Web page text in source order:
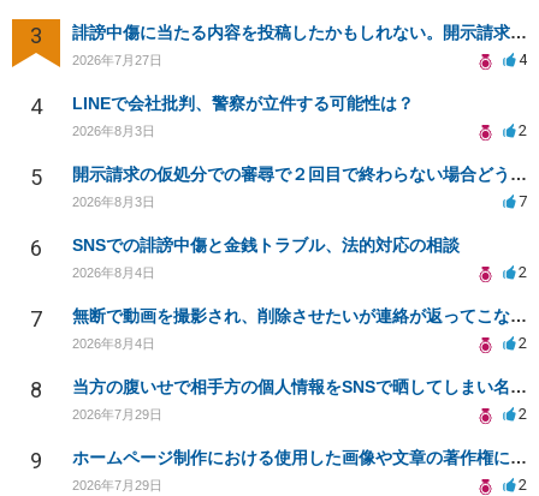
3 誹謗中傷に当たる内容を投稿したかもしれない。開示請求や民事刑事裁判に発展しうるのか教えて欲しい。
2026年7月27日 4
4 LINEで会社批判、警察が立件する可能性は？
2026年8月3日 2
5 開示請求の仮処分での審尋で２回目で終わらない場合どうしたらいいですか
2026年8月3日 7
6 SNSでの誹謗中傷と金銭トラブル、法的対応の相談
2026年8月4日 2
7 無断で動画を撮影され、削除させたいが連絡が返ってこない。
2026年8月4日 2
8 当方の腹いせで相手方の個人情報をSNSで晒してしまい名誉毀損させてしまったかもしれない
2026年7月29日 2
9 ホームページ制作における使用した画像や文章の著作権について
2026年7月29日 2